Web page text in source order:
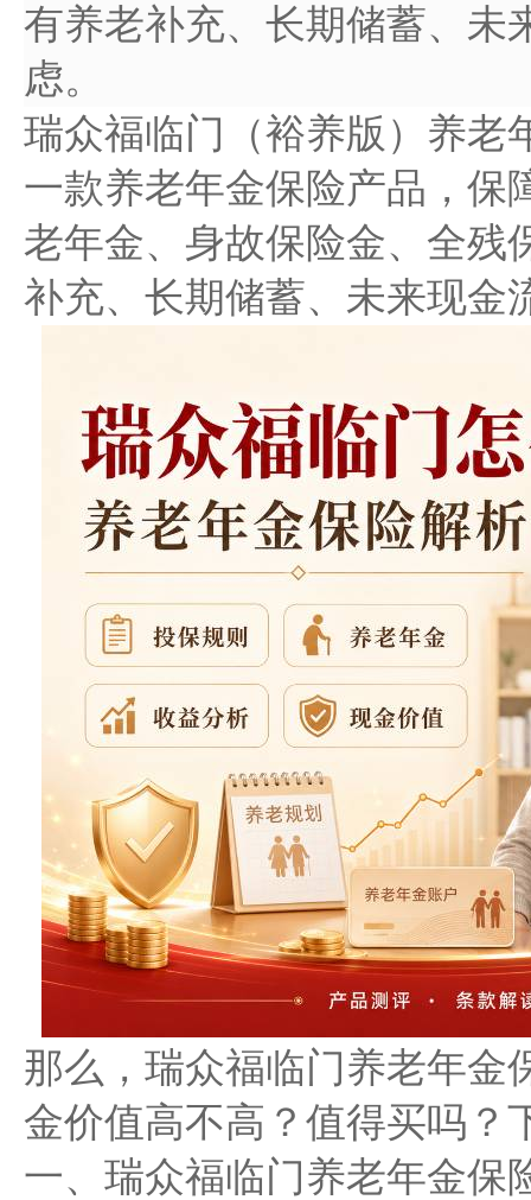
有养老补充、长期储蓄、未
虑。
瑞众福临门（裕养版）养老
一款养老年金保险产品，保
老年金、身故保险金、全残
补充、长期储蓄、未来现金
那么，瑞众福临门养老年金
金价值高不高？值得买吗？
一、瑞众福临门养老年金保